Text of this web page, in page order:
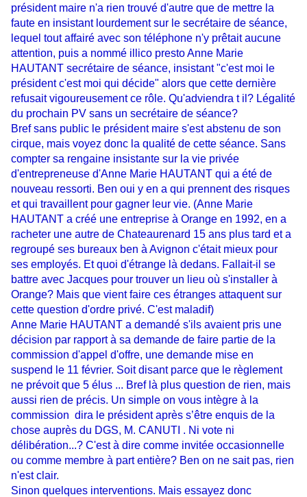
président maire n'a rien trouvé d'autre que de mettre la
faute en insistant lourdement sur le secrétaire de séance,
lequel tout affairé avec son téléphone n'y prêtait aucune
attention, puis a nommé illico presto Anne Marie
HAUTANT secrétaire de séance, insistant "c'est moi le
président c'est moi qui décide" alors que cette dernière
refusait vigoureusement ce rôle. Qu'adviendra t il? Légalité
du prochain PV sans un secrétaire de séance?
Bref sans public le président maire s'est abstenu de son
cirque, mais voyez donc la qualité de cette séance. Sans
compter sa rengaine insistante sur la vie privée
d'entrepreneuse d'Anne Marie HAUTANT qui a été de
nouveau ressorti. Ben oui y en a qui prennent des risques
et qui travaillent pour gagner leur vie. (Anne Marie
HAUTANT a créé une entreprise à Orange en 1992, en a
racheter une autre de Chateaurenard 15 ans plus tard et a
regroupé ses bureaux ben à Avignon c'était mieux pour
ses employés. Et quoi d'étrange là dedans. Fallait-il se
battre avec Jacques pour trouver un lieu où s'installer à
Orange? Mais que vient faire ces étranges attaquent sur
cette question d'ordre privé. C'est maladif)
Anne Marie HAUTANT a demandé s'ils avaient pris une
décision par rapport à sa demande de faire partie de la
commission d'appel d'offre, une demande mise en
suspend le 11 février. Soit disant parce que le règlement
ne prévoit que 5 élus ... Bref là plus question de rien, mais
aussi rien de précis. Un simple on vous intègre à la
commission dira le président après s’être enquis de la
chose auprès du DGS, M. CANUTI . Ni vote ni
délibération...? C'est à dire comme invitée occasionnelle
ou comme membre à part entière? Ben on ne sait pas, rien
n'est clair.
Sinon quelques interventions. Mais essayez donc